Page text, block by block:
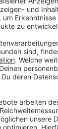
alt
groß
(von
Prinz